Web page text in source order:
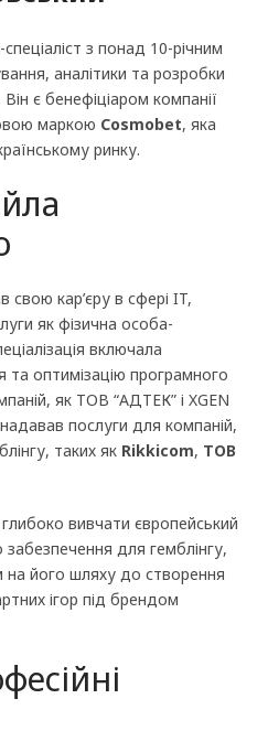
з понад 10-річним
аналітики та розробки
є бенефіціаром компанії
маркою Cosmobet, яка
ринку.
кар’єру в сфері IT,
як фізична особа-
включала
та оптимізацію програмного
як ТОВ “АДТЕК” і XGEN
послуги для компаній,
таких як Rikkicom, ТОВ
вивчати європейський
для гемблінгу,
його шляху до створення
ігор під брендом